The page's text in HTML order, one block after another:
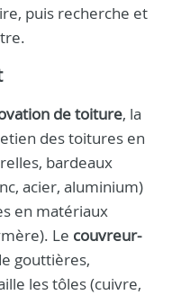
puis recherche et
de toiture, la
des toitures en
bardeaux
acier, aluminium)
en matériaux
Le couvreur-
gouttières,
les tôles (cuivre,